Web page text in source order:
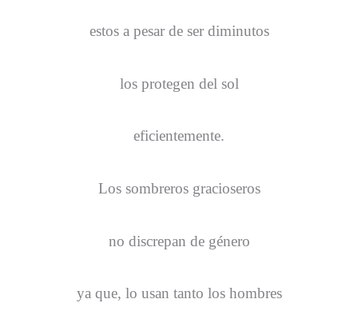
estos a pesar de ser diminutos
los protegen del sol
eficientemente.
Los sombreros gracioseros
no discrepan de género
ya que, lo usan tanto los hombres